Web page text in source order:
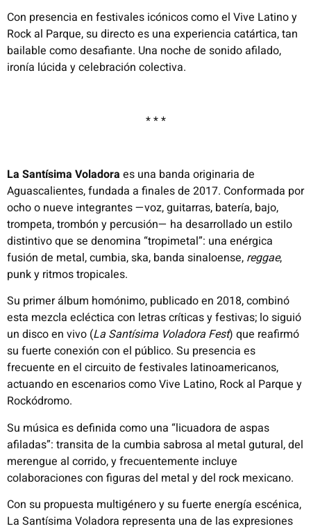
Con presencia en festivales icónicos como el Vive Latino y
Rock al Parque, su directo es una experiencia catártica, tan
bailable como desafiante. Una noche de sonido afilado,
ironía lúcida y celebración colectiva.
* * *
La Santísima Voladora es una banda originaria de
Aguascalientes, fundada a finales de 2017. Conformada por
ocho o nueve integrantes —voz, guitarras, batería, bajo,
trompeta, trombón y percusión— ha desarrollado un estilo
distintivo que se denomina “tropimetal”: una enérgica
fusión de metal, cumbia, ska, banda sinaloense, reggae,
punk y ritmos tropicales.
Su primer álbum homónimo, publicado en 2018, combinó
esta mezcla ecléctica con letras críticas y festivas; lo siguió
un disco en vivo (La Santísima Voladora Fest) que reafirmó
su fuerte conexión con el público. Su presencia es
frecuente en el circuito de festivales latinoamericanos,
actuando en escenarios como Vive Latino, Rock al Parque y
Rockódromo.
Su música es definida como una “licuadora de aspas
afiladas”: transita de la cumbia sabrosa al metal gutural, del
merengue al corrido, y frecuentemente incluye
colaboraciones con figuras del metal y del rock mexicano.
Con su propuesta multigénero y su fuerte energía escénica,
La Santísima Voladora representa una de las expresiones